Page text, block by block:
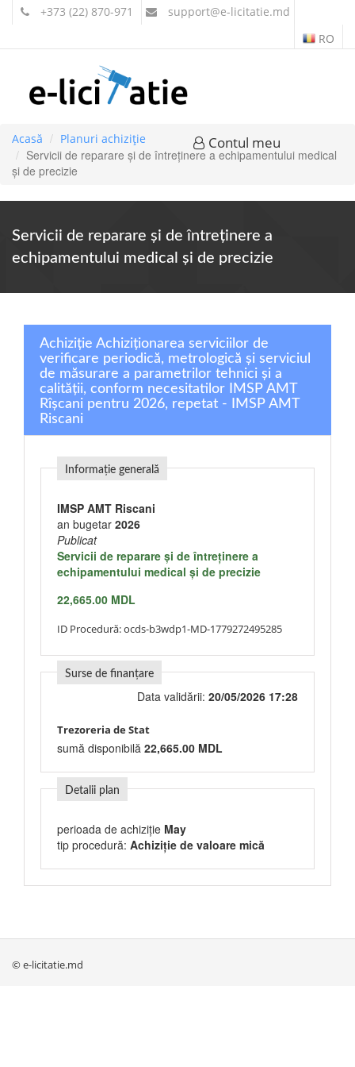
+373 (22) 870-971 support@e-licitatie.md
RO
Contul meu
Acasă Planuri achiziție
Servicii de reparare şi de întreţinere a echipamentului medical
şi de precizie
Servicii de reparare şi de întreţinere a
echipamentului medical şi de precizie
Achiziție Achiziționarea serviciilor de
verificare periodică, metrologică și serviciul
de măsurare a parametrilor tehnici și a
calității, conform necesitatilor IMSP AMT
Rîșcani pentru 2026, repetat - IMSP AMT
Riscani
Informație generală
IMSP AMT Riscani
an bugetar 2026
Publicat
Servicii de reparare şi de întreţinere a
echipamentului medical şi de precizie
22,665.00 MDL
ID Procedură:ocds-b3wdp1-MD-1779272495285
Surse de finanțare
Data validării: 20/05/2026 17:28
Trezoreria de Stat
sumă disponibilă 22,665.00 MDL
Detalii plan
perioada de achiziție May
tip procedură: Achiziție de valoare mică
© e-licitatie.md